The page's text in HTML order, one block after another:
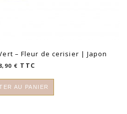
– Fleur de cerisier | Japon
€ TTC
AU PANIER